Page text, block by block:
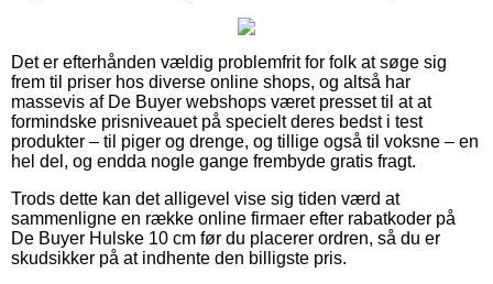
Det er efterhånden vældig problemfrit for folk at søge sig
frem til priser hos diverse online shops, og altså har
massevis af De Buyer webshops været presset til at at
formindske prisniveauet på specielt deres bedst i test
produkter – til piger og drenge, og tillige også til voksne – en
hel del, og endda nogle gange frembyde gratis fragt.
Trods dette kan det alligevel vise sig tiden værd at
sammenligne en række online firmaer efter rabatkoder på
De Buyer Hulske 10 cm før du placerer ordren, så du er
skudsikker på at indhente den billigste pris.